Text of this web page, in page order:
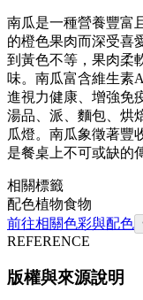
南瓜是一種營養豐富
的橙色果肉而深受喜
到黃色不等，果肉柔
味。南瓜富含維生素
進視力健康、增強免
湯品、派、麵包、烘
瓜燈。南瓜象徵著豐
是餐桌上不可或缺的
相關標籤
配色植物食物
前往相關色彩與配色
REFERENCE
版權與來源說明